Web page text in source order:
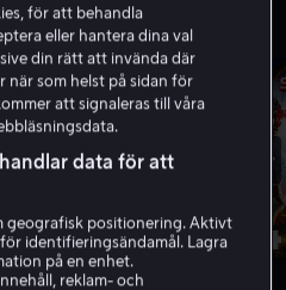
oss
3
Bara hos oss
4
för att behandla
eller hantera dina val
din rätt att invända där
när som helst på sidan för
att signaleras till våra
data för att
geografisk positionering. Aktivt
identifieringsändamål. Lagra
på en enhet.
reklam- och